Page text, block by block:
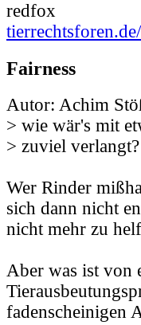
redfox
Fairness
Autor: Achim
> wie wär's mit
> zuviel verlangt?
Wer Rinder
sich dann nicht
nicht mehr zu
Aber was ist von
fadenscheinigen